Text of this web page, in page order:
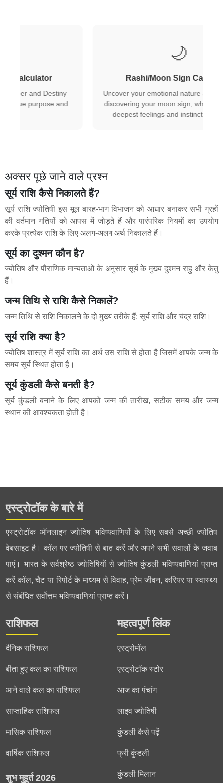
Rashi/Moon Sign Calculator
Uncover your emotional nature and inner self by
discovering your moon sign, which reveals your
deepest feelings and instinctive reactions.
अक्सर पूछे जाने वाले प्रश्न
सूर्य राशि कैसे निकालते हैं?
सूर्य राशि ज्योतिषी इस मूल बारह-भाग विभाजन को आधार बनाकर सभी ग्रहों
की वर्तमान गतियों को आपस में जोड़ते हैं और पारंपरिक नियमों का उपयोग
करके प्रत्येक राशि के लिए अलग-अलग अर्थ निकालते हैं।
सूर्य का दुश्मन कौन है?
ज्योतिष और पौराणिक मान्यताओं के अनुसार सूर्य के मुख्य दुश्मन राहु और केतु
हैं।
जन्म तिथि से राशि कैसे निकालें?
जन्म तिथि से राशि निकालने के दो मुख्य तरीके हैं: सूर्य राशि और चंद्र राशि।
सूर्य राशि क्या है?
ज्योतिष शास्त्र में सूर्य राशि का अर्थ उस राशि से होता है जिसमें आपके जन्म के
समय सूर्य स्थित होता है।
सूर्य कुंडली कैसे बनती है?
सूर्य कुंडली बनाने के लिए आपको जन्म की तारीख, सटीक समय और जन्म
स्थान की आवश्यकता होती है।
एस्ट्रोटॉक के बारे में
एस्ट्रोटॉक ऑनलाइन ज्योतिष भविष्यवाणियों के लिए सबसे अच्छी ज्योतिष
वेबसाइट है। कॉल पर ज्योतिषी से बात करें और अपने सभी सवालों के जवाब
पाएं। भारत के सर्वश्रेष्ठ ज्योतिषियों से ज्योतिष कुंडली भविष्यवाणियां प्राप्त
करें कॉल, चैट या रिपोर्ट के माध्यम से विवाह, प्रेम जीवन, करियर या स्वास्थ्य
से संबंधित सर्वोत्तम भविष्यवाणियां प्राप्त करें।
राशिफल
दैनिक राशिफल
बीता हुए कल का राशिफल
आने वाले कल का राशिफल
साप्ताहिक राशिफल
मासिक राशिफल
वार्षिक राशिफल
शुभ मुहूर्त 2026
महत्वपूर्ण लिंक
एस्ट्रोमॉल
एस्ट्रोटॉक स्टोर
आज का पंचांग
लाइव ज्योतिषी
कुंडली कैसे पढ़ें
फ्री कुंडली
कुंडली मिलान